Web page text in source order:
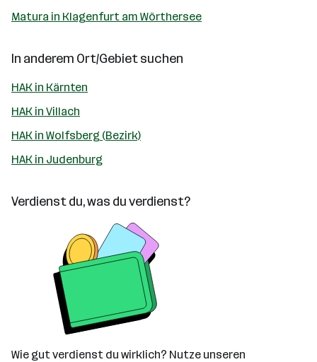
Matura in Klagenfurt am Wörthersee
In anderem Ort/Gebiet suchen
HAK in Kärnten
HAK in Villach
HAK in Wolfsberg (Bezirk)
HAK in Judenburg
Verdienst du, was du verdienst?
Wie gut verdienst du wirklich? Nutze unseren